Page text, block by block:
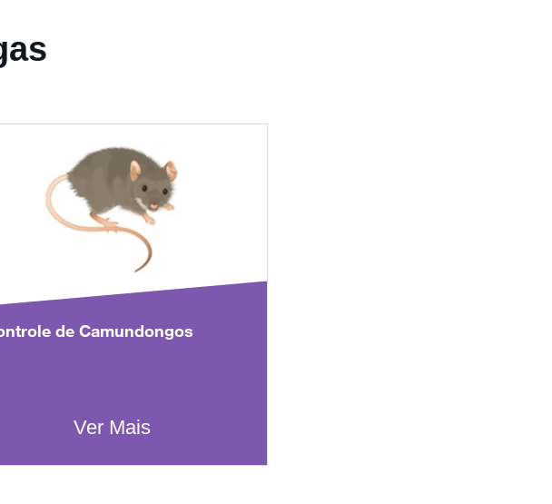
de Camundongos
Ver Mais